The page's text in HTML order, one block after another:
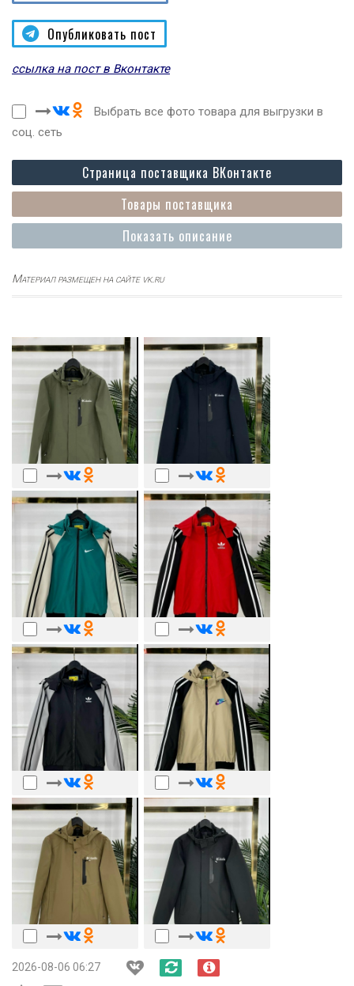
Опубликовать пост
ссылка на пост в Вконтакте
Выбрать все фото товара для выгрузки в
соц. сеть
Показать описание
Товары поставщика
Страница поставщика ВКонтакте
Материал размещен на сайте vk.ru
2026-08-06 06:27